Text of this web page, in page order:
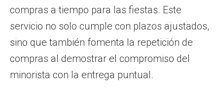
compras a tiempo para las fiestas. Este
servicio no solo cumple con plazos ajustados,
sino que también fomenta la repetición de
compras al demostrar el compromiso del
minorista con la entrega puntual.